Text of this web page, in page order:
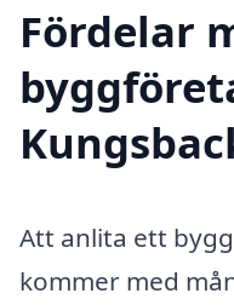
Fördelar
Att anlita ett
kommer med